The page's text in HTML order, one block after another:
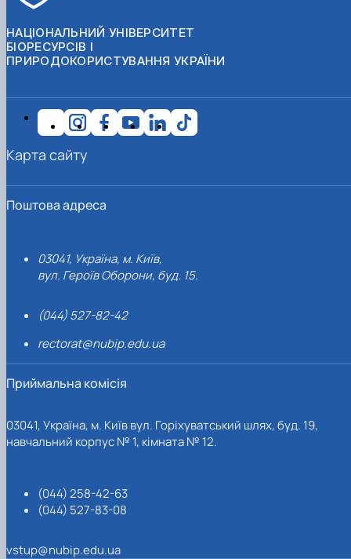
НАЦІОНАЛЬНИЙ УНІВЕРСИТЕТ
БІОРЕСУРСІВ І
ПРИРОДОКОРИСТУВАННЯ УКРАЇНИ
Поштова адреса
03041, Україна, м. Київ,
вул. Героїв Оборони, буд. 15.
(044) 527-82-42
rectorat@nubip.edu.ua
Приймальна комісія
03041, Україна, м. Київ вул. Горіхуватський шлях, буд. 19,
навчальний корпус № 1, кімната № 12.
(044) 258-42-63
(044) 527-83-08
vstup@nubip.edu.ua
Карта сайту